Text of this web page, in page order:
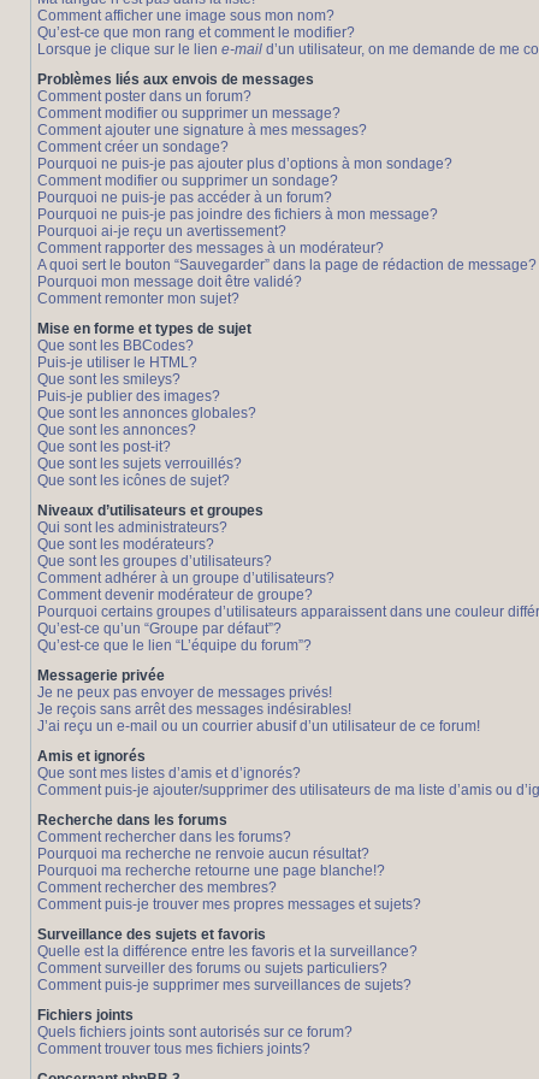
Comment afficher une image sous mon nom?
Qu’est-ce que mon rang et comment le modifier?
Lorsque je clique sur le lien e-mail d’un utilisateur, on me demande de me
Problèmes liés aux envois de messages
Comment poster dans un forum?
Comment modifier ou supprimer un message?
Comment ajouter une signature à mes messages?
Comment créer un sondage?
Pourquoi ne puis-je pas ajouter plus d’options à mon sondage?
Comment modifier ou supprimer un sondage?
Pourquoi ne puis-je pas accéder à un forum?
Pourquoi ne puis-je pas joindre des fichiers à mon message?
Pourquoi ai-je reçu un avertissement?
Comment rapporter des messages à un modérateur?
A quoi sert le bouton “Sauvegarder” dans la page de rédaction de message?
Pourquoi mon message doit être validé?
Comment remonter mon sujet?
Mise en forme et types de sujet
Que sont les BBCodes?
Puis-je utiliser le HTML?
Que sont les smileys?
Puis-je publier des images?
Que sont les annonces globales?
Que sont les annonces?
Que sont les post-it?
Que sont les sujets verrouillés?
Que sont les icônes de sujet?
Niveaux d’utilisateurs et groupes
Qui sont les administrateurs?
Que sont les modérateurs?
Que sont les groupes d’utilisateurs?
Comment adhérer à un groupe d’utilisateurs?
Comment devenir modérateur de groupe?
Pourquoi certains groupes d’utilisateurs apparaissent dans une couleur
Qu’est-ce qu’un “Groupe par défaut”?
Qu’est-ce que le lien “L’équipe du forum”?
Messagerie privée
Je ne peux pas envoyer de messages privés!
Je reçois sans arrêt des messages indésirables!
J’ai reçu un e-mail ou un courrier abusif d’un utilisateur de ce forum!
Amis et ignorés
Que sont mes listes d’amis et d’ignorés?
Comment puis-je ajouter/supprimer des utilisateurs de ma liste d’amis ou
Recherche dans les forums
Comment rechercher dans les forums?
Pourquoi ma recherche ne renvoie aucun résultat?
Pourquoi ma recherche retourne une page blanche!?
Comment rechercher des membres?
Comment puis-je trouver mes propres messages et sujets?
Surveillance des sujets et favoris
Quelle est la différence entre les favoris et la surveillance?
Comment surveiller des forums ou sujets particuliers?
Comment puis-je supprimer mes surveillances de sujets?
Fichiers joints
Quels fichiers joints sont autorisés sur ce forum?
Comment trouver tous mes fichiers joints?